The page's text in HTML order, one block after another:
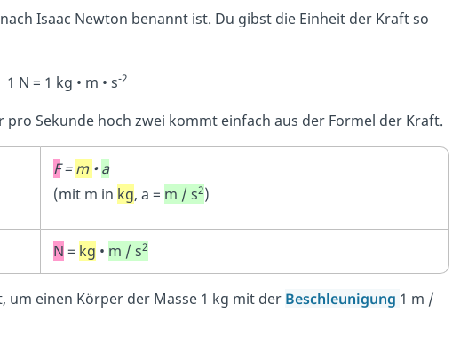
Isaac Newton benannt ist. Du gibst die Einheit der Kraft so
1 N = 1 kg • m • s-2
Sekunde hoch zwei kommt einfach aus der Formel der Kraft.
F=m •a
(mit m in kg, a = m / s2)
N = kg • m / s2
um einen Körper der Masse 1 kg mit der Beschleunigung 1 m /